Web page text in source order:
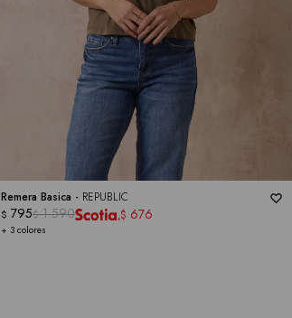
Remera Basica - REPUBLIC
+ 3 colores
$ 795$ 1.590 $ 676